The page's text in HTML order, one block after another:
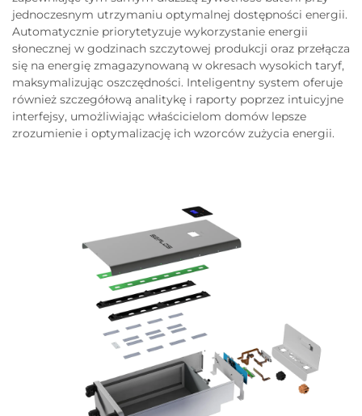
jednoczesnym utrzymaniu optymalnej dostępności energii.
Automatycznie priorytetyzuje wykorzystanie energii
słonecznej w godzinach szczytowej produkcji oraz przełącza
się na energię zmagazynowaną w okresach wysokich taryf,
maksymalizując oszczędności. Inteligentny system oferuje
również szczegółową analitykę i raporty poprzez intuicyjne
interfejsy, umożliwiając właścicielom domów lepsze
zrozumienie i optymalizację ich wzorców zużycia energii.